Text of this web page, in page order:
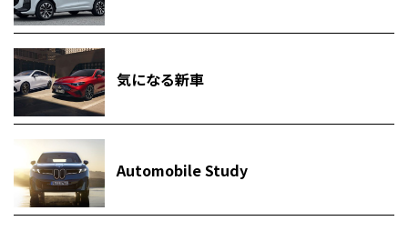
気になる新車
Automobile Study